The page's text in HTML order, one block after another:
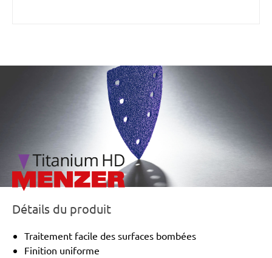
/marketing/parallax/menzer/parallax_logos/
Détails du produit
Traitement facile des surfaces bombées
Finition uniforme